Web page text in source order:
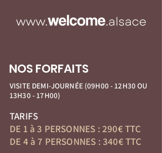
NOS FORFAITS
VISITE DEMI-JOURNÉE (09H00 - 12H30 OU
13H30 - 17H00)
TARIFS
DE 1 à 3 PERSONNES : 290€ TTC
DE 4 à 7 PERSONNES : 340€ TTC